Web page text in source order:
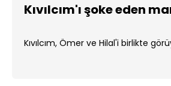
Kıvılcım'ı şoke eden
Kıvılcım, Ömer ve Hilal'i birlikte